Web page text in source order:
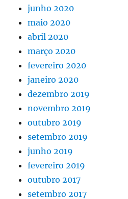
junho 2020
maio 2020
abril 2020
março 2020
fevereiro 2020
janeiro 2020
dezembro 2019
novembro 2019
outubro 2019
setembro 2019
junho 2019
fevereiro 2019
outubro 2017
setembro 2017